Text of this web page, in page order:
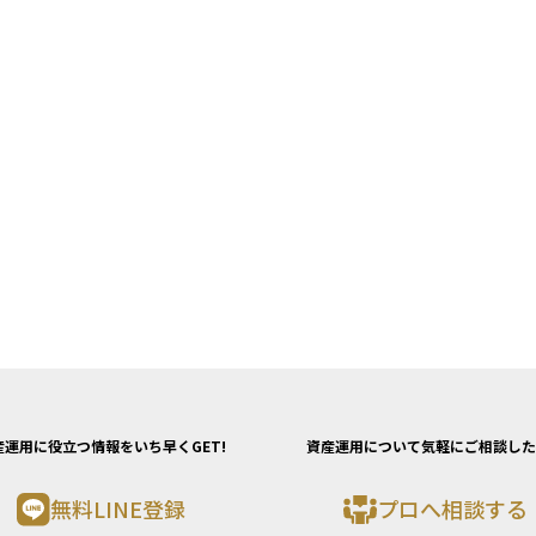
運用に役立つ情報をいち早くGET!
無料LINE登録
資産運用について気軽にご相談し
プロへ相談する